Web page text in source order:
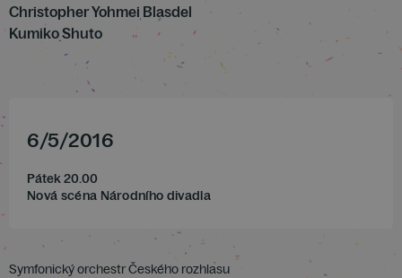
Christopher Yohmei Blasdel
Kumiko Shuto
6/5/2016
Pátek 20.00
Nová scéna Národního divadla
Symfonický orchestr Českého rozhlasu